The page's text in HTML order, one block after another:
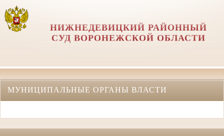
НИЖНЕДЕВИЦКИЙ РАЙОННЫЙ
СУД ВОРОНЕЖСКОЙ ОБЛАСТИ
МУНИЦИПАЛЬНЫЕ ОРГАНЫ ВЛАСТИ